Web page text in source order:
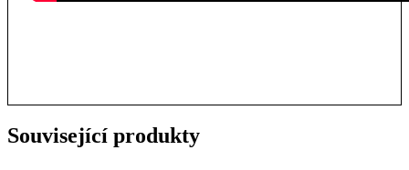
Související produkty